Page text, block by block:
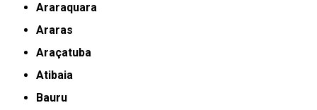
Araraquara
Araras
Araçatuba
Atibaia
Bauru